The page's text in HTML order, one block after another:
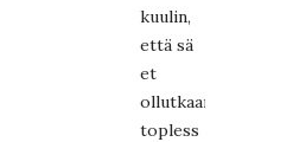
kuulin,
että sä
et
ollutkaan
topless